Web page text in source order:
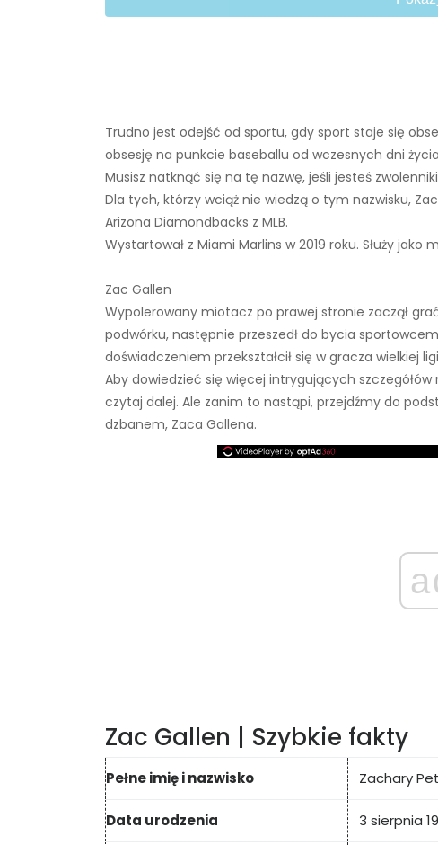
Trudno jest odejść od sportu, gdy sport staje się
obsesję na punkcie baseballu od wczesnych dni
Musisz natknąć się na tę nazwę, jeśli jesteś
Dla tych, którzy wciąż nie wiedzą o tym nazwisku,
Arizona Diamondbacks z MLB.
Wystartował z Miami Marlins w 2019 roku. Służy jako
Zac Gallen
Wypolerowany miotacz po prawej stronie zaczął
podwórku, następnie przeszedł do bycia
doświadczeniem przekształcił się w gracza wielkiej
Aby dowiedzieć się więcej intrygujących
czytaj dalej. Ale zanim to nastąpi, przejdźmy do
dzbanem, Zaca Gallena.
Zac Gallen | Szybkie fakty
Pełne imię i nazwisko Zachary
Data urodzenia 3 sierpnia